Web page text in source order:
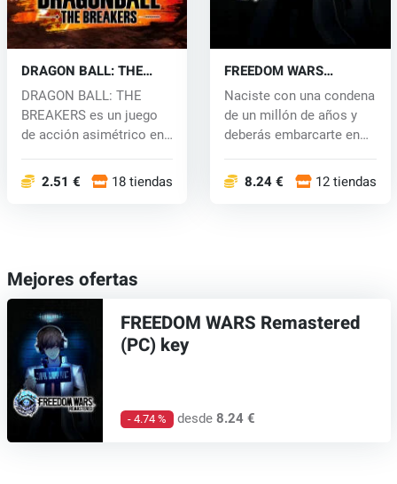
DRAGON BALL: THE
BREAKERS (PC) key
DRAGON BALL: THE
BREAKERS es un juego
de acción asimétrico en
2.51 € 18 tiendas
FREEDOM WARS
Remastered (PC) key
Naciste con una condena
de un millón de años y
deberás embarcarte en
8.24 € 12 tiendas
Mejores ofertas
FREEDOM WARS Remastered
(PC) key
- 4.74 % desde8.24 €